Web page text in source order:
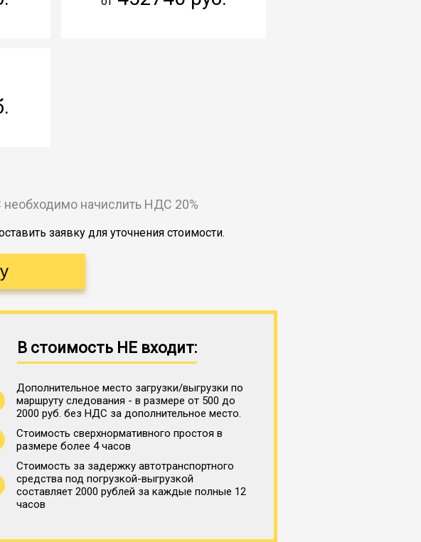
начислить НДС 20%
заявку для уточнения стоимости.
В стоимость НЕ входит:
Дополнительное место загрузки/выгрузки по
маршруту следования - в размере от 500 до
2000 руб. без НДС за дополнительное место.
Стоимость сверхнормативного простоя в
размере более 4 часов
Стоимость за задержку автотранспортного
средства под погрузкой-выгрузкой
составляет 2000 рублей за каждые полные 12
часов